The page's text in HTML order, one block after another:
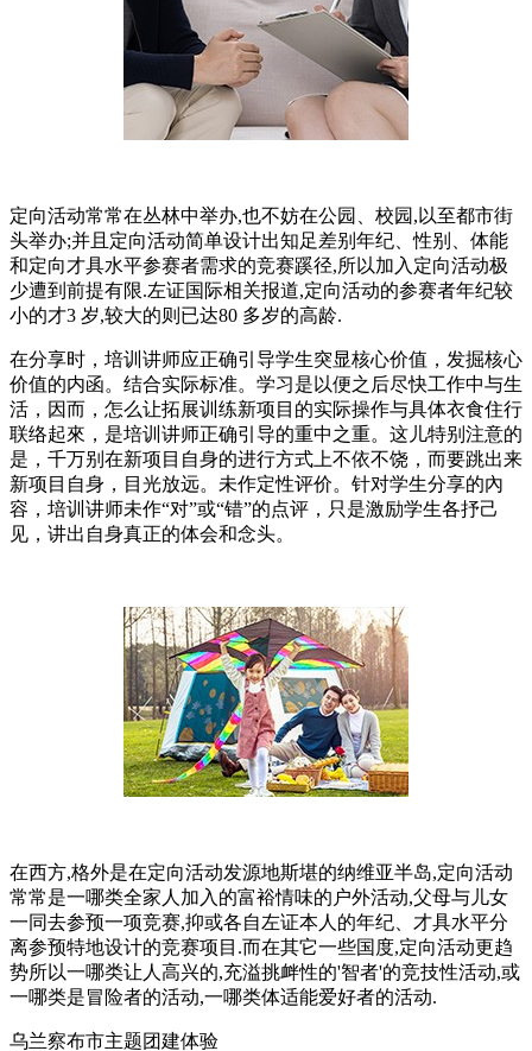
定向活动常常在丛林中举办,也不妨在公园、校园,以至都市街
头举办;并且定向活动简单设计出知足差别年纪、性别、体能
和定向才具水平参赛者需求的竞赛蹊径,所以加入定向活动极
少遭到前提有限.左证国际相关报道,定向活动的参赛者年纪较
小的才3 岁,较大的则已达80 多岁的高龄.
在分享时，培训讲师应正确引导学生突显核心价值，发掘核心
价值的内函。结合实际标准。学习是以便之后尽快工作中与生
活，因而，怎么让拓展训练新项目的实际操作与具体衣食住行
联络起來，是培训讲师正确引导的重中之重。这儿特别注意的
是，千万别在新项目自身的进行方式上不依不饶，而要跳出来
新项目自身，目光放远。未作定性评价。针对学生分享的內
容，培训讲师未作“对”或“错”的点评，只是激励学生各抒己
见，讲出自身真正的体会和念头。
在西方,格外是在定向活动发源地斯堪的纳维亚半岛,定向活动
常常是一哪类全家人加入的富裕情味的户外活动,父母与儿女
一同去参预一项竞赛,抑或各自左证本人的年纪、才具水平分
离参预特地设计的竞赛项目.而在其它一些国度,定向活动更趋
势所以一哪类让人高兴的,充溢挑衅性的'智者'的竞技性活动,或
一哪类是冒险者的活动,一哪类体适能爱好者的活动.
乌兰察布市主题团建体验